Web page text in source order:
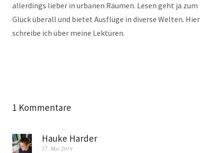
allerdings lieber in urbanen Räumen. Lesen geht ja zum
Glück überall und bietet Ausflüge in diverse Welten. Hier
schreibe ich über meine Lektüren.
1 Kommentare
Hauke Harder
27. Mai 2019